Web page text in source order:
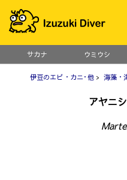
サカナ ウミウシ
伊豆のエビ・カニ･他> 海藻・
アヤニ